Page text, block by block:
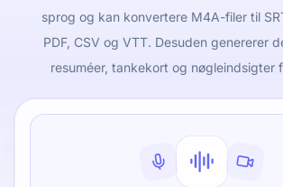
sprog og kan konvertere M4A-filer til
PDF, CSV og VTT. Desuden genererer
resuméer, tankekort og nøgleindsigter